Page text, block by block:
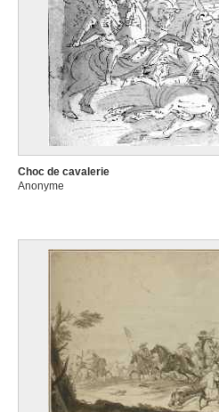
Choc de cavalerie
Anonyme